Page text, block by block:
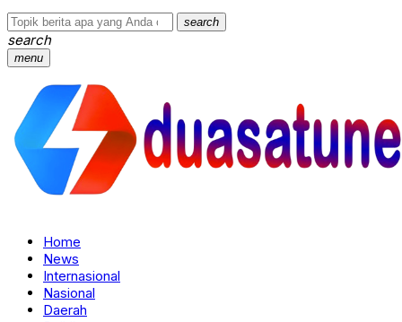
search
search
menu
Home
News
Internasional
Nasional
Daerah